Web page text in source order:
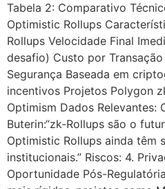
Tabela 2: Comparativo
Optimistic Rollups
Rollups Velocidade Final
desafio) Custo por
Segurança Baseada em
incentivos Projetos Polygon
Optimism Dados Relevantes:
Buterin:“zk-Rollups são o
Optimistic Rollups ainda têm
institucionais.” Riscos: 4.
Oportunidade Pós-